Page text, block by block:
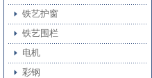
铁艺护窗
铁艺围栏
电机
彩钢